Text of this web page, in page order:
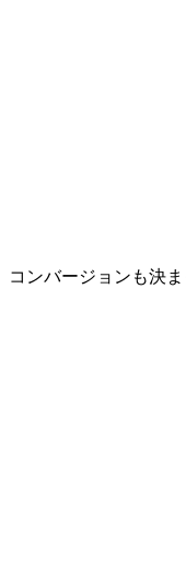
コンバージョンも決